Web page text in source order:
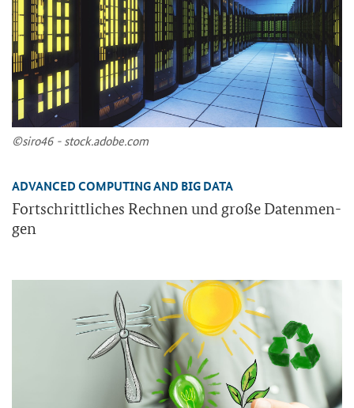
©siro46 - stock.adobe.com
ADVANCED COMPUTING AND BIG DATA
Fort­schritt­li­ches Rech­nen und große Da­ten­men­
gen